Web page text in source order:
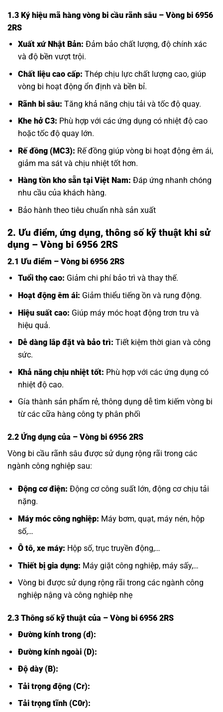
1.3 Ký hiệu mã hàng vòng bi cầu rãnh sâu – Vòng bi 6956
2RS
Xuất xứ Nhật Bản: Đảm bảo chất lượng, độ chính xác
và độ bền vượt trội.
Chất liệu cao cấp: Thép chịu lực chất lượng cao, giúp
vòng bi hoạt động ổn định và bền bỉ.
Rãnh bi sâu: Tăng khả năng chịu tải và tốc độ quay.
Khe hở C3: Phù hợp với các ứng dụng có nhiệt độ cao
hoặc tốc độ quay lớn.
Rế đồng (MC3): Rế đồng giúp vòng bi hoạt động êm ái,
giảm ma sát và chịu nhiệt tốt hơn.
Hàng tồn kho sẵn tại Việt Nam: Đáp ứng nhanh chóng
nhu cầu của khách hàng.
Bảo hành theo tiêu chuẩn nhà sản xuất
2. Ưu điểm, ứng dụng, thông số kỹ thuật khi sử
dụng – Vòng bi 6956 2RS
2.1 Ưu điểm – Vòng bi 6956 2RS
Tuổi thọ cao: Giảm chi phí bảo trì và thay thế.
Hoạt động êm ái: Giảm thiểu tiếng ồn và rung động.
Hiệu suất cao: Giúp máy móc hoạt động trơn tru và
hiệu quả.
Dễ dàng lắp đặt và bảo trì: Tiết kiệm thời gian và công
sức.
Khả năng chịu nhiệt tốt: Phù hợp với các ứng dụng có
nhiệt độ cao.
Gía thành sản phẩm rẻ, thông dụng dễ tìm kiếm vòng bi
từ các cữa hàng công ty phân phối
2.2 Ứng dụng của – Vòng bi 6956 2RS
Vòng bi cầu rãnh sâu được sử dụng rộng rãi trong các
ngành công nghiệp sau:
Động cơ điện: Động cơ công suất lớn, động cơ chịu tải
nặng.
Máy móc công nghiệp: Máy bơm, quạt, máy nén, hộp
số,…
Ô tô, xe máy: Hộp số, trục truyền động,…
Thiết bị gia dụng: Máy giặt công nghiệp, máy sấy,…
Vòng bi được sử dụng rộng rãi trong các ngành công
nghiệp nậng và công nghiêp nhẹ
2.3 Thông số kỹ thuật của – Vòng bi 6956 2RS
Đường kính trong (d):
Đường kính ngoài (D):
Độ dày (B):
Tải trọng động (Cr):
Tải trọng tĩnh (C0r):